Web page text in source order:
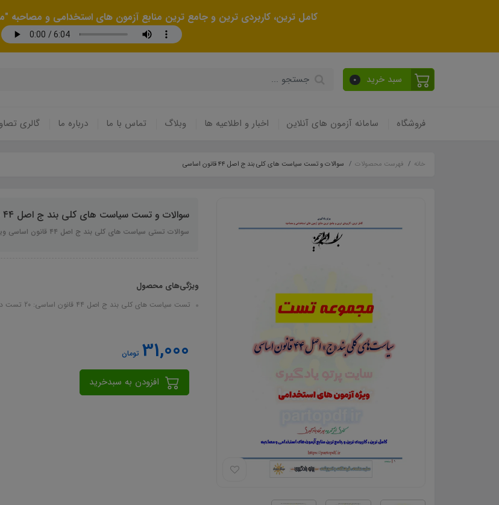
کامل ترین، کاربردی ترین و جامع ترین منابع آزمون های استخدامی و مصاحبه
سبد خرید 0
فروشگاه سامانه آزمون های آنلاین اخبار و اطلاعیه ها وبلاگ تماس با ما درباره ما گالری
خانه فهرست محصولات سوالات و تست سیاست های کلی بند ج اصل ۴۴ قانون اساسی
سوالات و تست سیاست های کلی بند ج اصل ۴۴ قانون اساسی
سوالات تستی سیاست های کلی بند ج اصل ۴۴ قانون اساسی ویژه آزمون های استخدامی
ویژگی‌های محصول
تست سیاست های کلی بند ج اصل ۴۴ قانون اساسی: 20 تست در 13 صفحه در قالب فایل pdf
31,000 تومان